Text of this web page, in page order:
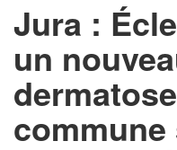
Jura :
un